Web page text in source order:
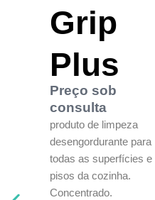
Grip
Plus
Preço sob
consulta
produto de limpeza
desengordurante para
todas as superfícies e
pisos da cozinha.
Concentrado.